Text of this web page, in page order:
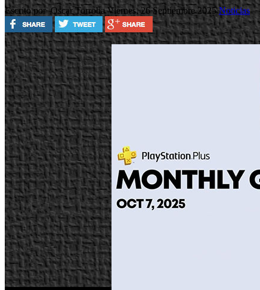
Escrito por Oscar TorrobaViernes, 26 Septiembre 2025Noticias